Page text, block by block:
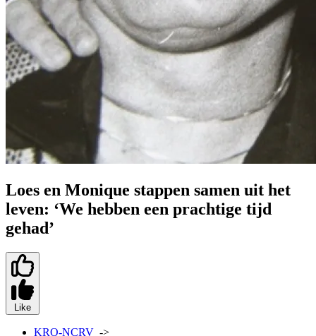
Loes en Monique stappen samen uit het
leven: ‘We hebben een prachtige tijd
gehad’
Like
KRO-NCRV ->